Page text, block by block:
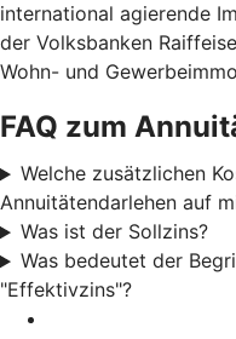
international agierende
der Volksbanken
Wohn- und
FAQ zum
Welche zusätzlichen
Annuitätendarlehen auf
Was ist der Sollzins?
Was bedeutet der
"Effektivzins"?